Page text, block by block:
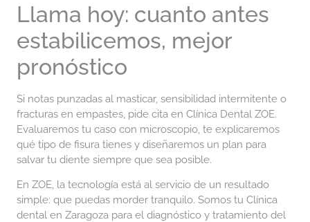
Llama hoy: cuanto antes
estabilicemos, mejor
pronóstico
Si notas punzadas al masticar, sensibilidad intermitente o
fracturas en empastes, pide cita en Clínica Dental ZOE.
Evaluaremos tu caso con microscopio, te explicaremos
qué tipo de fisura tienes y diseñaremos un plan para
salvar tu diente siempre que sea posible.
En ZOE, la tecnología está al servicio de un resultado
simple: que puedas morder tranquilo. Somos tu Clínica
dental en Zaragoza para el diagnóstico y tratamiento del